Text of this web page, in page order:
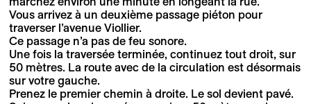
Vous arrivez à un deuxième passage piéton pour
traverser l’avenue Viollier.
Ce passage n’a pas de feu sonore.
Une fois la traversée terminée, continuez tout droit, sur
50 mètres. La route avec de la circulation est désormais
sur votre gauche.
Prenez le premier chemin à droite. Le sol devient pavé.